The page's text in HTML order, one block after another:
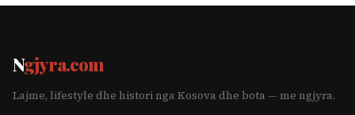
Ngjyra.com
Lajme, lifestyle dhe histori nga Kosova dhe bota — me ngjyra.